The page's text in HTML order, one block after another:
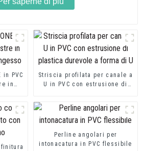
in PVC
in
Striscia profilata per canale a
U in PVC con estrusione di
Perline angolari per
intonacatura in PVC flessibile